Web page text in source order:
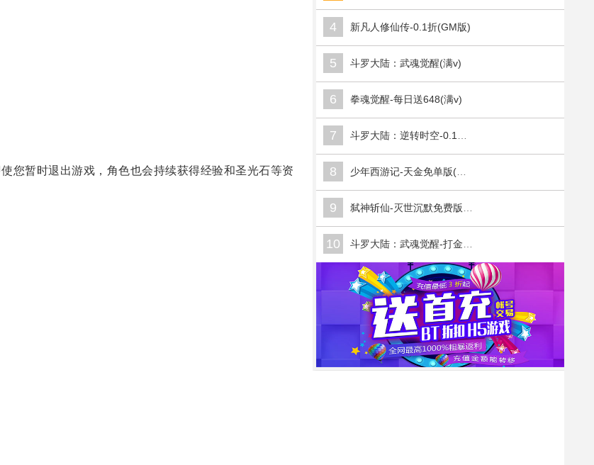
您暂时退出游戏，角色也会持续获得经验和圣光石等资
4 新凡人修仙传-0.1折(GM版)
5 斗罗大陆：武魂觉醒(满v)
6 拳魂觉醒-每日送648(满v)
7
8
9
10